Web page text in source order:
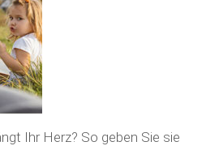
Ihr Herz? So geben Sie sie